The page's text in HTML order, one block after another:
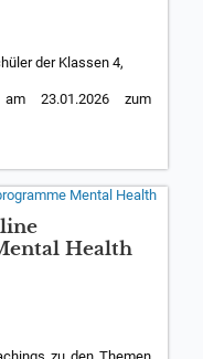
der Klassen 4,
23.01.2026 zum
Health